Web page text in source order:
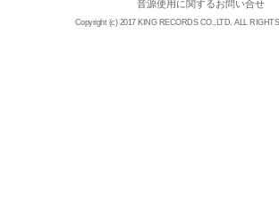
音源使用に関するお問い合せ
Copyright (c) 2017 KING RECORDS CO.,LTD. ALL